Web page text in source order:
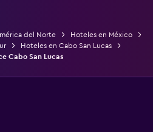
del Norte
Hoteles en México
Hoteles en Cabo San Lucas
Cabo San Lucas